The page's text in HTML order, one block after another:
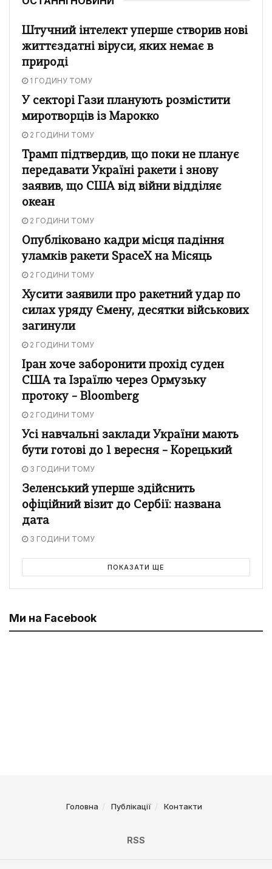
Штучний інтелект уперше створив нові
життєздатні віруси, яких немає в
природі
1 ГОДИНУ ТОМУ
У секторі Гази планують розмістити
миротворців із Марокко
2 ГОДИНИ ТОМУ
Трамп підтвердив, що поки не планує
передавати Україні ракети і знову
заявив, що США від війни відділяє
океан
2 ГОДИНИ ТОМУ
Опубліковано кадри місця падіння
уламків ракети SpaceX на Місяць
2 ГОДИНИ ТОМУ
Хусити заявили про ракетний удар по
силах уряду Ємену, десятки військових
загинули
2 ГОДИНИ ТОМУ
Іран хоче заборонити прохід суден
США та Ізраїлю через Ормузьку
протоку – Bloomberg
2 ГОДИНИ ТОМУ
Усі навчальні заклади України мають
бути готові до 1 вересня – Корецький
3 ГОДИНИ ТОМУ
Зеленський уперше здійснить
офіційний візит до Сербії: названа
дата
3 ГОДИНИ ТОМУ
ПОКАЗАТИ ЩЕ
Ми на Facebook
Головна Публікації Контакти
RSS